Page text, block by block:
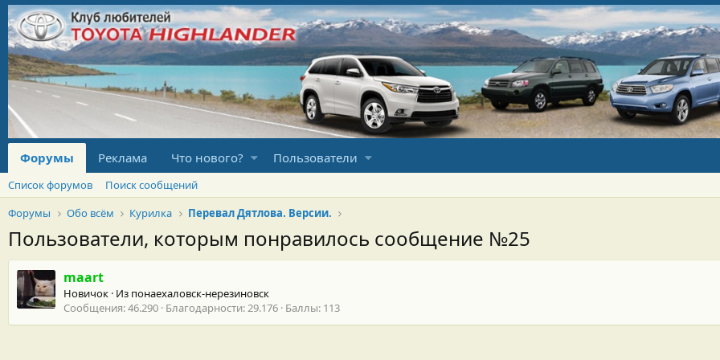
Форумы Реклама Что нового? Пользователи
Список форумов
Поиск сообщений
Форумы
Обо всём Курилка Перевал Дятлова. Версии.
Пользователи, которым понравилось сообщение №25
maart
Новичок · Из понаехаловск-нерезиновск
Сообщения 46.290 Благодарности 29.176 Баллы 113